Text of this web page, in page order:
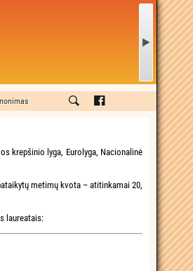
krepšinio lyga, Eurolyga, Nacionalinė
metimų kvota – atitinkamai 20,
laureatais: